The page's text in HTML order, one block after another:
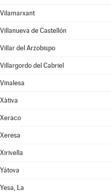
Vilamarxant
Villanueva de Castellón
Villar del Arzobispo
Villargordo del Cabriel
Vinalesa
Xàtiva
Xeraco
Xeresa
Xirivella
Yátova
Yesa, La